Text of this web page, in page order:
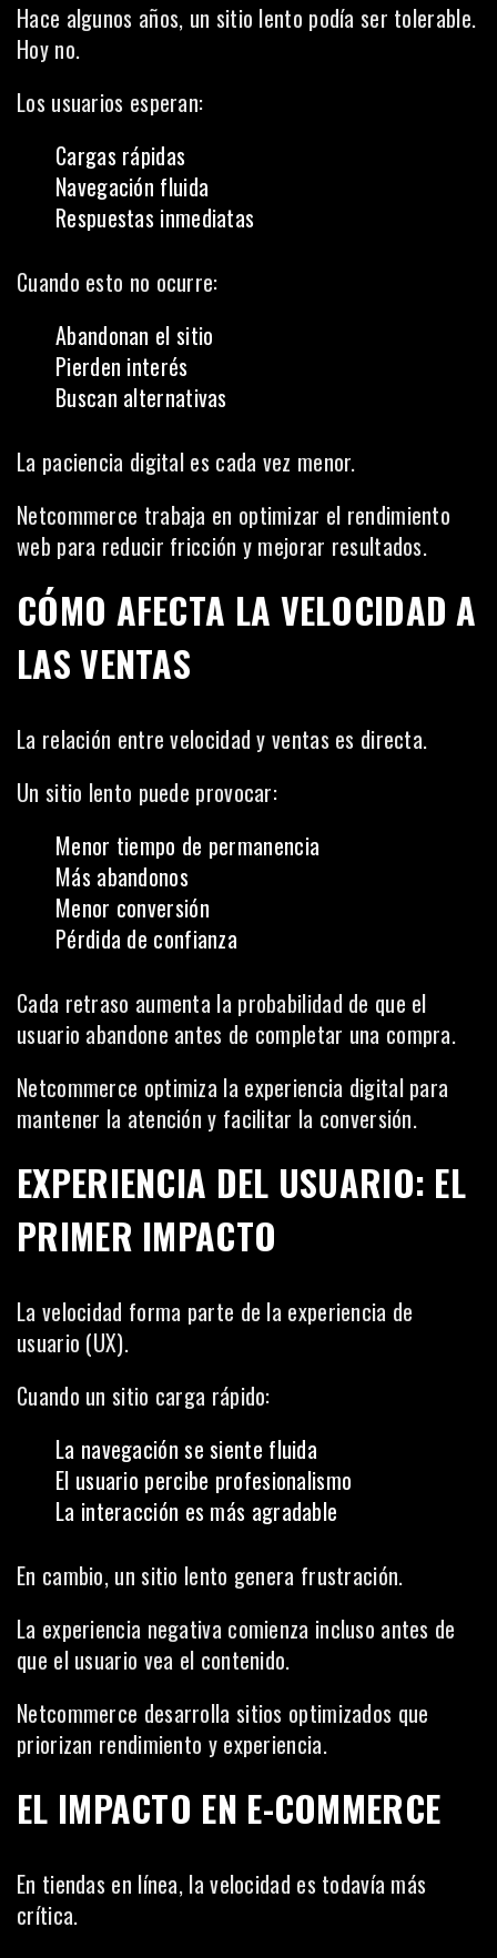
Hace algunos años, un sitio lento podía ser tolerable.
Hoy no.
Los usuarios esperan:
Cargas rápidas
Navegación fluida
Respuestas inmediatas
Cuando esto no ocurre:
Abandonan el sitio
Pierden interés
Buscan alternativas
La paciencia digital es cada vez menor.
Netcommerce trabaja en optimizar el rendimiento
web para reducir fricción y mejorar resultados.
CÓMO AFECTA LA VELOCIDAD A
LAS VENTAS
La relación entre velocidad y ventas es directa.
Un sitio lento puede provocar:
Menor tiempo de permanencia
Más abandonos
Menor conversión
Pérdida de confianza
Cada retraso aumenta la probabilidad de que el
usuario abandone antes de completar una compra.
Netcommerce optimiza la experiencia digital para
mantener la atención y facilitar la conversión.
EXPERIENCIA DEL USUARIO: EL
PRIMER IMPACTO
La velocidad forma parte de la experiencia de
usuario (UX).
Cuando un sitio carga rápido:
La navegación se siente fluida
El usuario percibe profesionalismo
La interacción es más agradable
En cambio, un sitio lento genera frustración.
La experiencia negativa comienza incluso antes de
que el usuario vea el contenido.
Netcommerce desarrolla sitios optimizados que
priorizan rendimiento y experiencia.
EL IMPACTO EN E-COMMERCE
En tiendas en línea, la velocidad es todavía más
crítica.